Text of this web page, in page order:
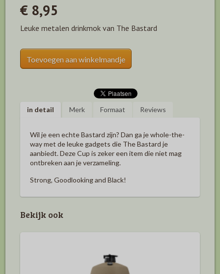
€ 8,95
Leuke metalen drinkmok van The Bastard
Toevoegen aan winkelmandje
in detail Merk Formaat Reviews
Wil je een echte Bastard zijn? Dan ga je whole-the-
way met de leuke gadgets die The Bastard je
aanbiedt. Deze Cup is zeker een item die niet mag
ontbreken aan je verzameling.
Strong, Goodlooking and Black!
Bekijk ook